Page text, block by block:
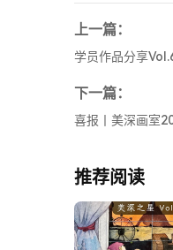
上一篇：
学员作品分享
下一篇：
喜报丨美深画室
推荐阅读